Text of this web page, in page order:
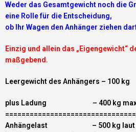
Weder das Gesamtgewicht noch die
eine Rolle für die Entscheidung,
ob Ihr Wagen den Anhänger ziehen
Einzig und allein das „Eigengewicht“
maßgebend.
Leergewicht des Anhängers – 100 kg
plus Ladung – 400 kg
Anhängelast – 500 kg laut